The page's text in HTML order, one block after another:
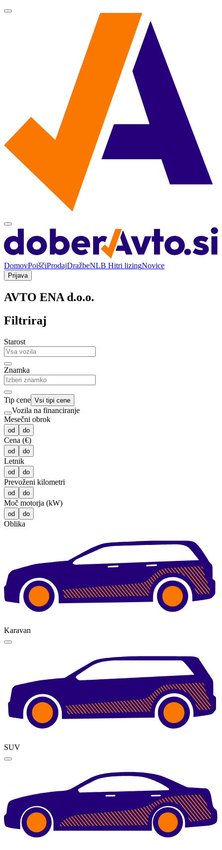
DomovPoiščiProdajDražbeNLB Hitri lizingNovice
Prijava
AVTO ENA d.o.o.
Filtriraj
Starost
Znamka
Tip cene Vsi tipi cene
Vozila na financiranje
Mesečni obrok
od do
Cena (€)
od do
Letnik
od do
Prevoženi kilometri
od do
Moč motorja (kW)
od do
Oblika
Karavan
SUV